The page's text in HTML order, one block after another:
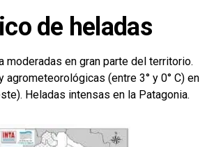
de heladas
moderadas en gran parte del territorio.
agrometeorológicas (entre 3° y 0° C) en
Heladas intensas en la Patagonia.